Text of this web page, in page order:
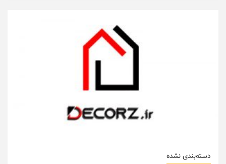
دسته‌بندی نشده